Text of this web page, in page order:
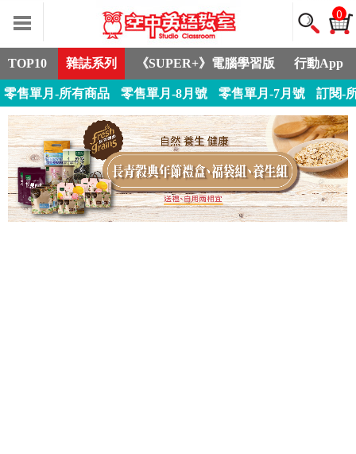
0
TOP10 雜誌系列 《SUPER+》電腦學習版 行動App
零售單月-所有商品 零售單月-8月號 零售單月-7月號 訂閱-